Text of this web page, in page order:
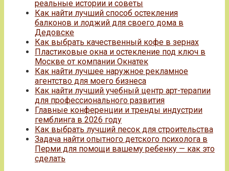
реальные истории и советы
Как найти лучший способ остекления
балконов и лоджий для своего дома в
Дедовске
Как выбрать качественный кофе в зернах
Пластиковые окна и остекление под ключ в
Москве от компании Окнатек
Как найти лучшее наружное рекламное
агентство для моего бизнеса
Как найти лучший учебный центр арт-терапии
для профессионального развития
Главные конференции и тренды индустрии
гемблинга в 2026 году
Как выбрать лучший песок для строительства
Задача найти опытного детского психолога в
Перми для помощи вашему ребенку — как это
сделать